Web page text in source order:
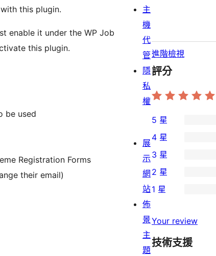
this plugin.
enable it under the WP Job
this plugin.
be used
Registration Forms
their email)
進階檢視
評分
2
個
5
星
使
者
論
5 星
個
4
星
用
者
4 星
0
個
3
使
用
3 星
個
星
使
2 星
1
星
1 星
Your review
技術支援
主
機
代
管
隱
私
權
展
示
網
站
佈
景
主
題